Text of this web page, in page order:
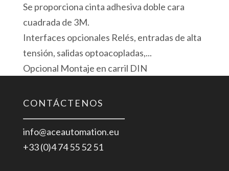
Se proporciona cinta adhesiva doble cara
cuadrada de 3M.
Interfaces opcionales Relés, entradas de alta
tensión, salidas optoacopladas,...
Opcional Montaje en carril DIN
CONTÁCTENOS
info@aceautomation.eu
+33 (0)4 74 55 52 51